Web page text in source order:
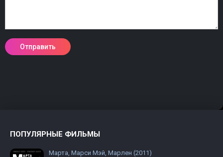
ПОПУЛЯРНЫЕ ФИЛЬМЫ
Марта, Марси Мэй, Марлен (2011)